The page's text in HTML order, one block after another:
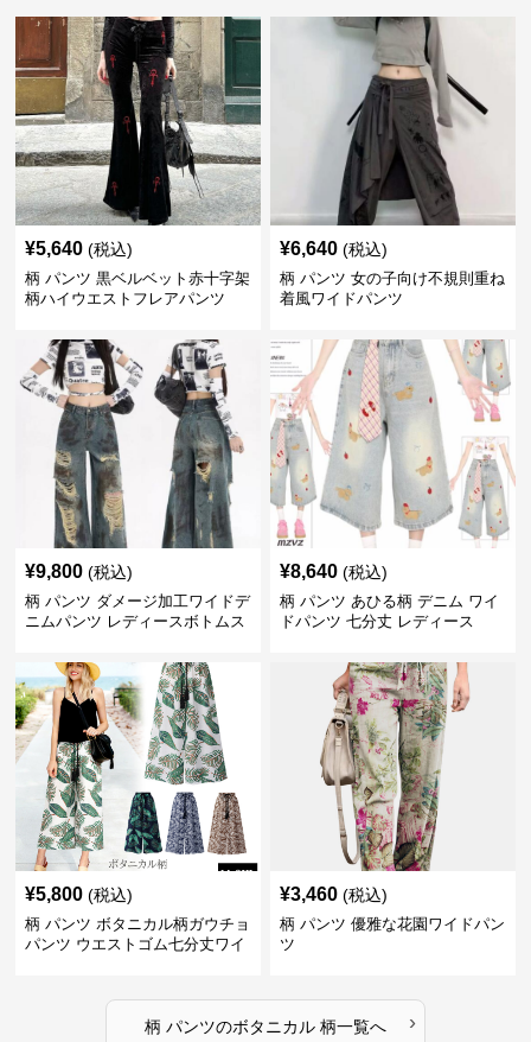
¥5,640 (税込)
柄 パンツ 黒ベルベット赤十字架
柄ハイウエストフレアパンツ
¥6,640 (税込)
柄 パンツ 女の子向け不規則重ね
着風ワイドパンツ
¥9,800 (税込)
柄 パンツ ダメージ加工ワイドデ
ニムパンツ レディースボトムス
¥8,640 (税込)
柄 パンツ あひる柄 デニム ワイ
ドパンツ 七分丈 レディース
¥5,800 (税込)
柄 パンツ ボタニカル柄ガウチョ
パンツ ウエストゴム七分丈ワイ
¥3,460 (税込)
柄 パンツ 優雅な花園ワイドパン
ツ
柄 パンツのボタニカル 柄一覧へ ›